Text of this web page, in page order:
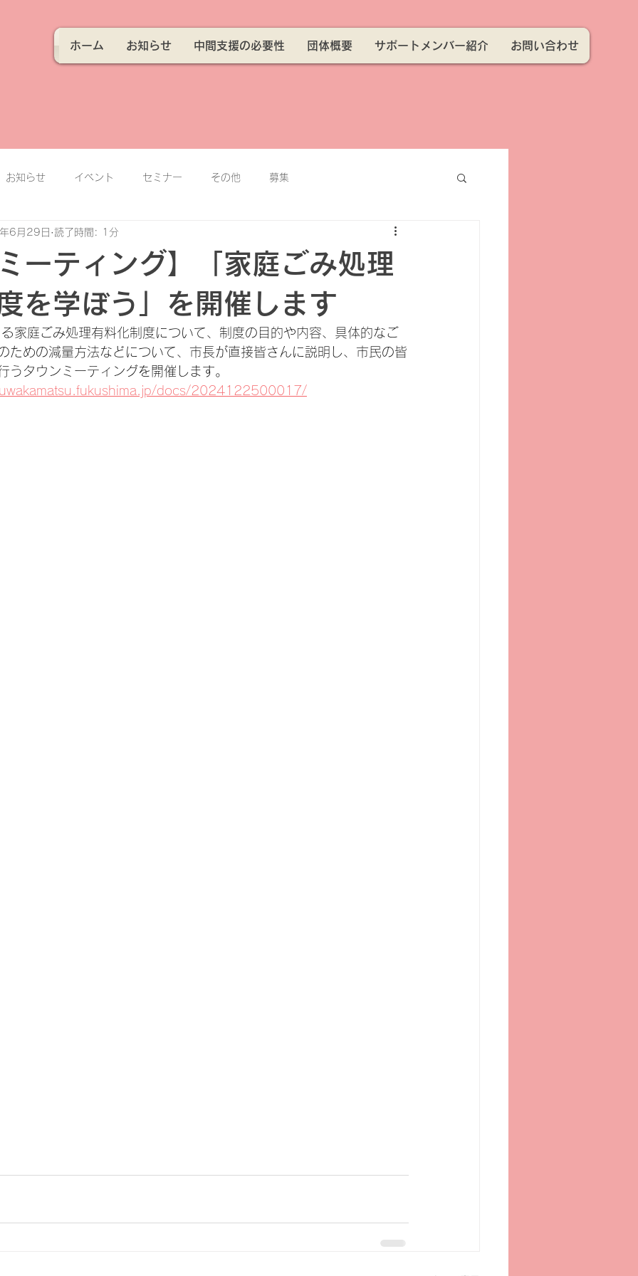
ホーム お知らせ 中間支援の必要性 団体概要 サポートメンバー紹介 お問い合わせ
お知らせ イベント セミナー その他 募集
ーティング】「家庭ごみ処理
を学ぼう」を開催します
6月29日 読了時間: 1分
家庭ごみ処理有料化制度について、制度の目的や内容、具体的なご
ための減量方法などについて、市長が直接皆さんに説明し、市民の皆
うタウンミーティングを開催します。
docs/2024122500017/